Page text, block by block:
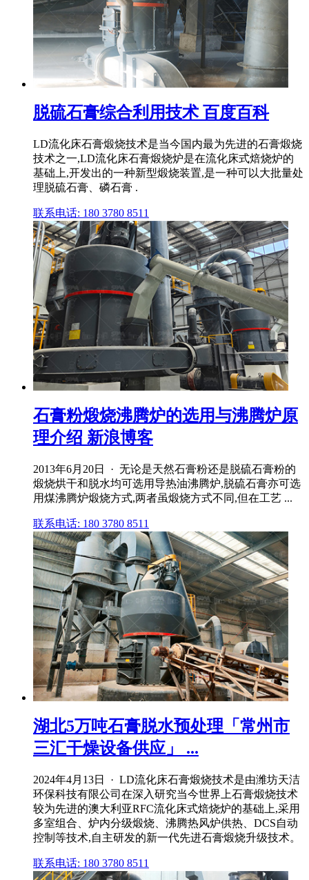
脱硫石膏综合利用技术 百度百科
LD流化床石膏煅烧技术是当今国内最为先进的石膏煅烧
技术之一,LD流化床石膏煅烧炉是在流化床式焙烧炉的
基础上,开发出的一种新型煅烧装置,是一种可以大批量处
理脱硫石膏、磷石膏 .
联系电话: 180 3780 8511
石膏粉煅烧沸腾炉的选用与沸腾炉原
理介绍 新浪博客
2013年6月20日 · 无论是天然石膏粉还是脱硫石膏粉的
煅烧烘干和脱水均可选用导热油沸腾炉,脱硫石膏亦可选
用煤沸腾炉煅烧方式,两者虽煅烧方式不同,但在工艺 ...
联系电话: 180 3780 8511
湖北5万吨石膏脱水预处理「常州市
三汇干燥设备供应」 ...
2024年4月13日 · LD流化床石膏煅烧技术是由潍坊天洁
环保科技有限公司在深入研究当今世界上石膏煅烧技术
较为先进的澳大利亚RFC流化床式焙烧炉的基础上,采用
多室组合、炉内分级煅烧、沸腾热风炉供热、DCS自动
控制等技术,自主研发的新一代先进石膏煅烧升级技术。
联系电话: 180 3780 8511